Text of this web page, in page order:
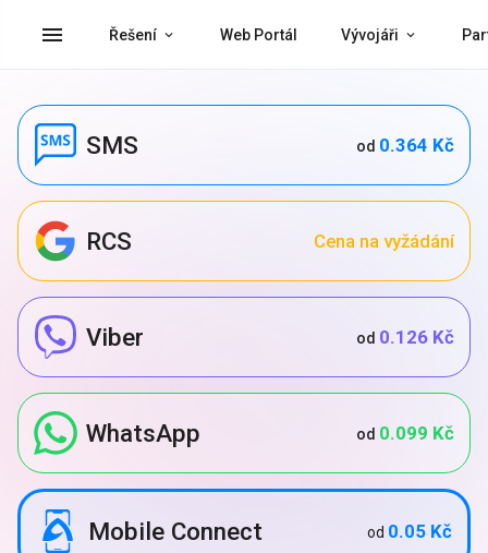
menu Řešení Web Portál Vývojáři
SMS od 0.364 Kč
RCS Cena na vyžádání
Viber od 0.126 Kč
WhatsApp od 0.099 Kč
Mobile Connect od 0.05 Kč